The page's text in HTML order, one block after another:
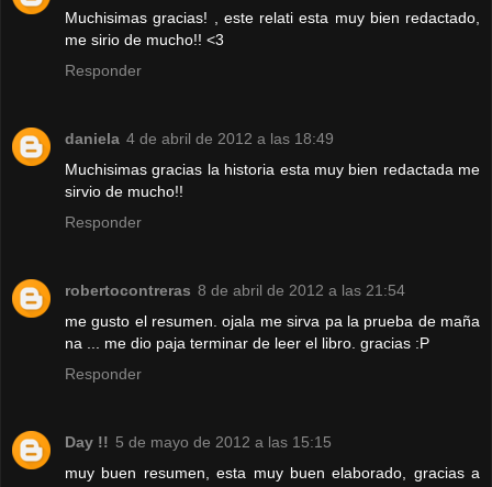
Muchisimas gracias! , este relati esta muy bien redactado,
me sirio de mucho!! <3
Responder
daniela 4 de abril de 2012 a las 18:49
Muchisimas gracias la historia esta muy bien redactada me
sirvio de mucho!!
Responder
robertocontreras 8 de abril de 2012 a las 21:54
me gusto el resumen. ojala me sirva pa la prueba de maña
na ... me dio paja terminar de leer el libro. gracias :P
Responder
Day !! 5 de mayo de 2012 a las 15:15
muy buen resumen, esta muy buen elaborado, gracias a